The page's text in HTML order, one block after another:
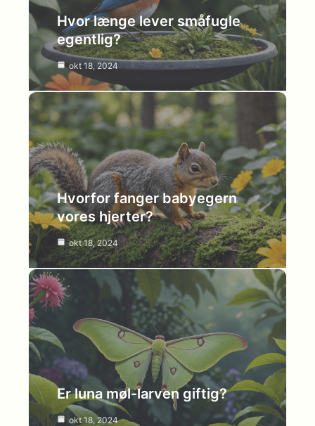
Hvor længe lever småfugle
egentlig?
okt 18, 2024
Hvorfor fanger babyegern
vores hjerter?
okt 18, 2024
Er luna møl-larven giftig?
okt 18, 2024